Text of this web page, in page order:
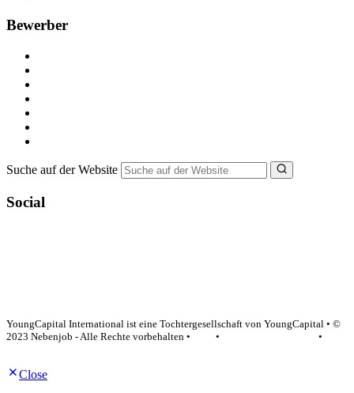
Bewerber
Suche auf der Website
Social
YoungCapital International ist eine Tochtergesellschaft von YoungCapital • ©
2023 Nebenjob - Alle Rechte vorbehalten •
•
•
Close